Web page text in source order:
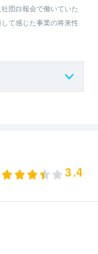
団白報会で働いていた
て感じた事業の将来性
3.4